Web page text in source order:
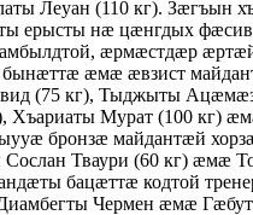
Леуан (110 кг). Зæгъын
ерысты нæ цæнгдых
æрмæстдæр
æмæ æвзист
(75 кг), Тыджыты
Хъариаты Мурат (100 кг)
бронзæ майдантæй
Тваури (60 кг) æмæ
бацæттæ кодтой
Чермен æмæ